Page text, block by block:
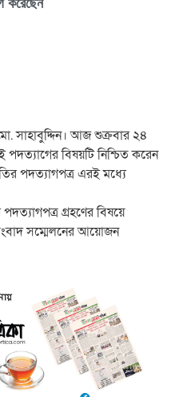
করেছেন
সাহাবুদ্দিন। আজ শুক্রবার ২৪
বিষয়টি নিশ্চিত করেন
পদত্যাগপত্র এরই মধ্যে
গ্রহণের বিষয়ে
সম্মেলনের আয়োজন